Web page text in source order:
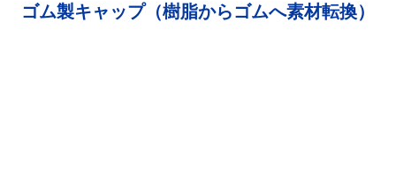
ゴム製キャップ（樹脂からゴムへ素材転換）